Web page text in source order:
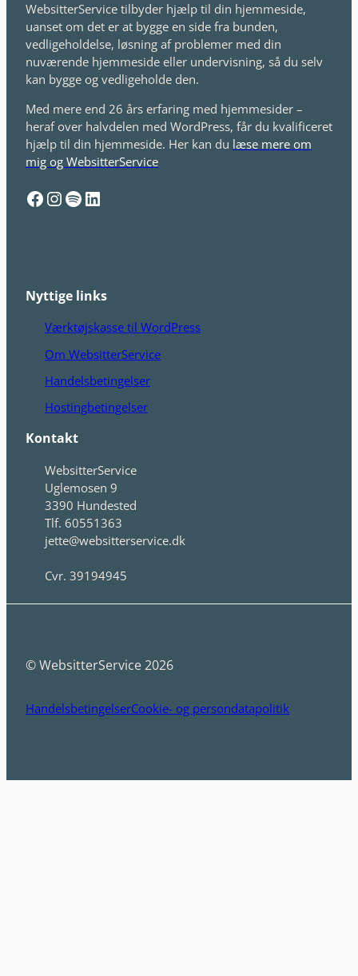
WebsitterService tilbyder hjælp til din hjemmeside,
uanset om det er at bygge en side fra bunden,
vedligeholdelse, løsning af problemer med din
nuværende hjemmeside eller undervisning, så du selv
kan bygge og vedligeholde den.
Med mere end 26 års erfaring med hjemmesider –
heraf over halvdelen med WordPress, får du kvalificeret
hjælp til din hjemmeside. Her kan du læse mere om
mig og WebsitterService
Facebook InstagramSpotify LinkedIn
Nyttige links
Værktøjskasse til WordPress
Om WebsitterService
Handelsbetingelser
Hostingbetingelser
Kontakt
WebsitterService
Uglemosen 9
3390 Hundested
Tlf. 60551363
jette@websitterservice.dk
Cvr. 39194945
© WebsitterService 2026
HandelsbetingelserCookie- og persondatapolitik